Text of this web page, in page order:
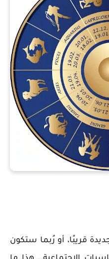
قريبًا، أو رُبما ستكون